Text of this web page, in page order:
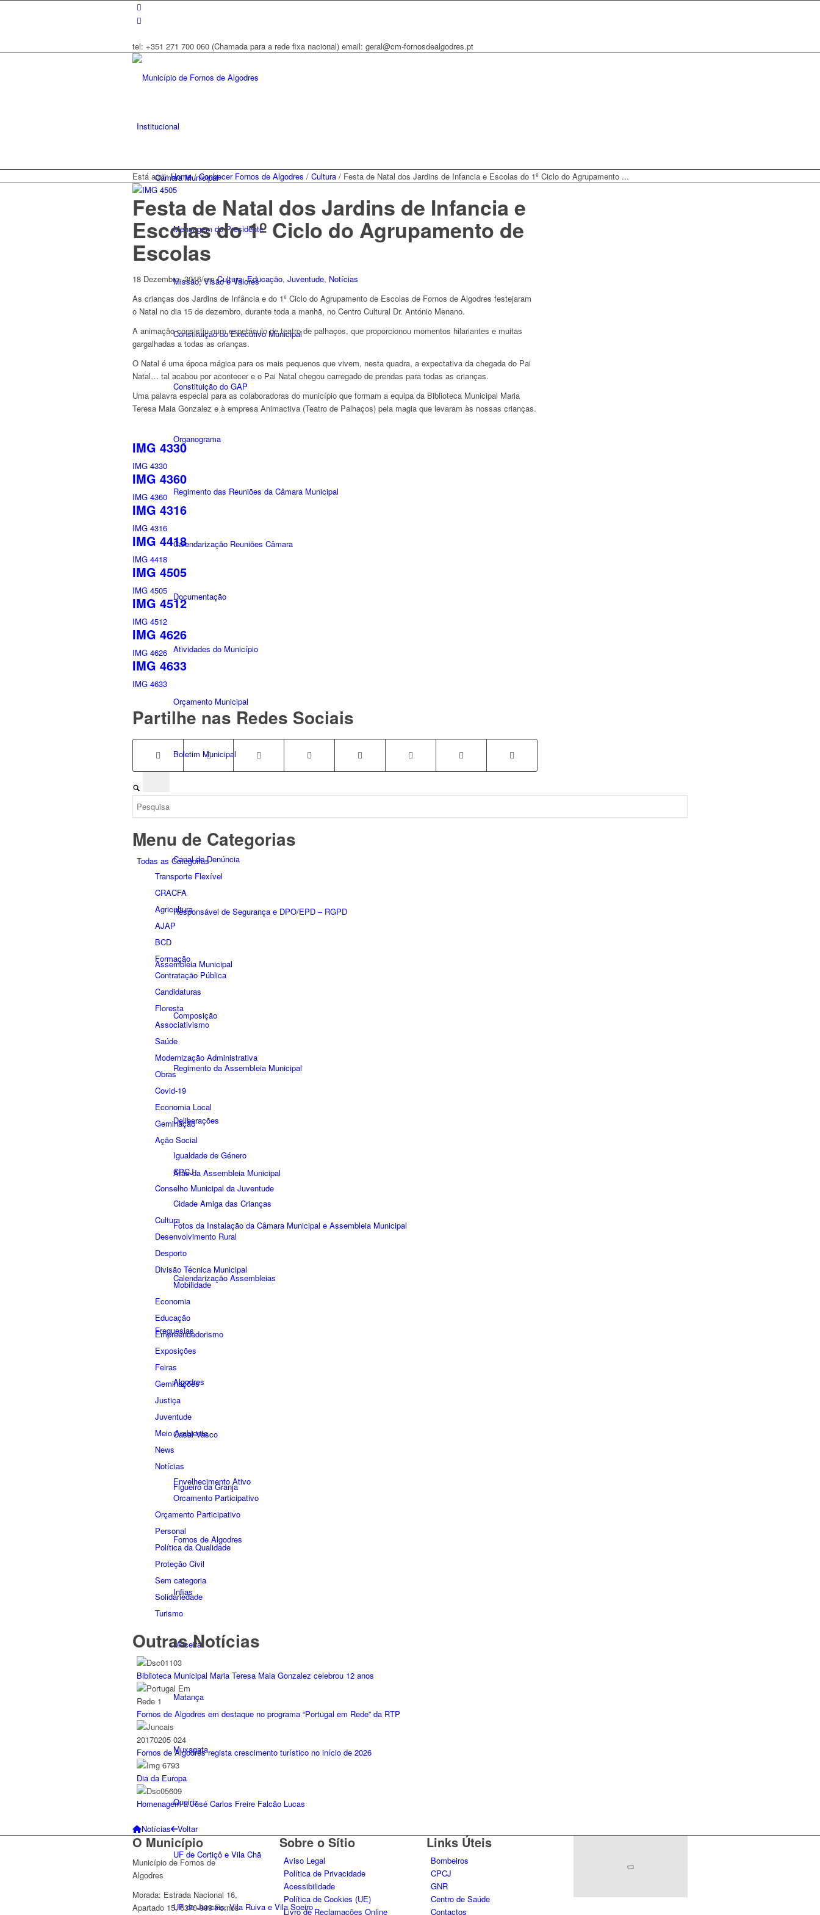
tel: +351 271 700 060 (Chamada para a rede fixa nacional) email: geral@cm-fornosdealgodres.pt
Institucional
Câmara Municipal
Mensagem do Presidente
Missão, Visão e Valores
Constituição do Executivo Municipal
Constituição do GAP
Organograma
Regimento das Reuniões da Câmara Municipal
Calendarização Reuniões Câmara
Documentação
Atividades do Município
Orçamento Municipal
Boletim Municipal
Canal de Denúncia
Responsável de Segurança e DPO/EPD – RGPD
Assembleia Municipal
Composição
Regimento da Assembleia Municipal
Deliberações
Atas da Assembleia Municipal
Fotos da Instalação da Câmara Municipal e Assembleia Municipal
Calendarização Assembleias
Freguesias
Algodres
Casal Vasco
Figueiró da Granja
Fornos de Algodres
Infias
Maceira
Matança
Muxagata
Queiriz
UF de Cortiçô e Vila Chã
UF de Juncais, Vila Ruiva e Vila Soeiro
Está aqui: Home / Conhecer Fornos de Algodres / Cultura / Festa de Natal dos Jardins de Infancia e Escolas do 1º Ciclo do Agrupamento ...
Festa de Natal dos Jardins de Infancia e
Escolas do 1º Ciclo do Agrupamento de
Escolas
18 Dezembro, 2016/emCultura,Educação, Juventude, Notícias
As crianças dos Jardins de Infância e do 1º Ciclo do Agrupamento de Escolas de Fornos de Algodres festejaram
o Natal no dia 15 de dezembro, durante toda a manhã, no Centro Cultural Dr. António Menano.
A animação consistiu num espetáculo de teatro de palhaços, que proporcionou momentos hilariantes e muitas
gargalhadas a todas as crianças.
O Natal é uma época mágica para os mais pequenos que vivem, nesta quadra, a expectativa da chegada do Pai
Natal… tal acabou por acontecer e o Pai Natal chegou carregado de prendas para todas as crianças.
Uma palavra especial para as colaboradoras do município que formam a equipa da Biblioteca Municipal Maria
Teresa Maia Gonzalez e à empresa Animactiva (Teatro de Palhaços) pela magia que levaram às nossas crianças.
IMG 4330
IMG 4330
IMG 4360
IMG 4360
IMG 4316
IMG 4316
IMG 4418
IMG 4418
IMG 4505
IMG 4505
IMG 4512
IMG 4512
IMG 4626
IMG 4626
IMG 4633
IMG 4633
Partilhe nas Redes Sociais
Menu de Categorias
Todas as Categorias
Transporte Flexível
CRACFA
Agricultura
AJAP
BCD
Formação
Contratação Pública
Candidaturas
Floresta
Associativismo
Saúde
Modernização Administrativa
Obras
Covid-19
Economia Local
Geminação
Ação Social
Igualdade de Género
CPCJ
Conselho Municipal da Juventude
Cidade Amiga das Crianças
Cultura
Desenvolvimento Rural
Desporto
Divisão Técnica Municipal
Mobilidade
Economia
Educação
Empreendedorismo
Exposições
Feiras
Geminações
Justiça
Juventude
Meio Ambiente
News
Notícias
Envelhecimento Ativo
Orcamento Participativo
Orçamento Participativo
Personal
Política da Qualidade
Proteção Civil
Sem categoria
Solidariedade
Turismo
Outras Notícias
Biblioteca Municipal Maria Teresa Maia Gonzalez celebrou 12 anos
Fornos de Algodres em destaque no programa “Portugal em Rede” da RTP
Fornos de Algodres regista crescimento turístico no início de 2026
Dia da Europa
Homenagem a José Carlos Freire Falcão Lucas
Notícias Voltar
O Município
Município de Fornos de
Algodres
Morada: Estrada Nacional 16,
Apartado 15, 6370-999 Fornos
Sobre o Sítio
Aviso Legal
Política de Privacidade
Acessibilidade
Política de Cookies (UE)
Livro de Reclamações Online
Links Úteis
Bombeiros
CPCJ
GNR
Centro de Saúde
Contactos